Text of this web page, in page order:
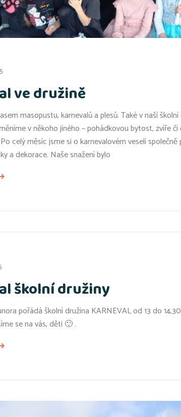
ve družině
masopustu, karnevalů a plesů. Také v naší
v někoho jiného – pohádkovou bytost, zvíře
celý měsíc jsme si o karnevalovém veselí společně
a dekorace. Naše snažení bylo
školní družiny
pořádá školní družina KARNEVAL od 13 do
se na vás, děti 🙂 .